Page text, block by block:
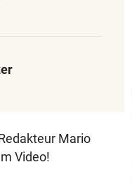
Mario
Video!